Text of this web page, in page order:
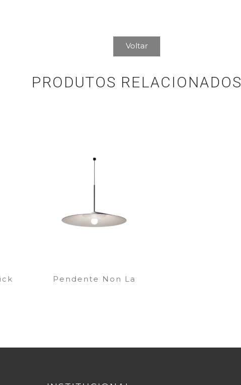
Voltar
PRODUTOS RELACIONADOS
Pendente Non La